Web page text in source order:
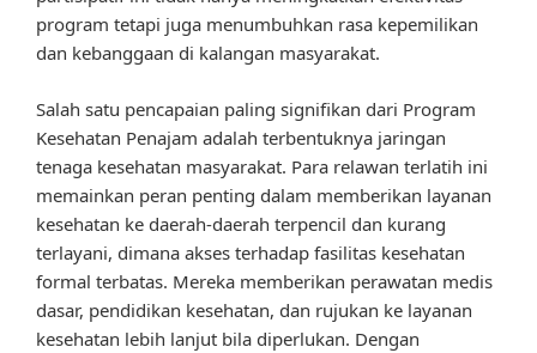
program tetapi juga menumbuhkan rasa kepemilikan
dan kebanggaan di kalangan masyarakat.
Salah satu pencapaian paling signifikan dari Program
Kesehatan Penajam adalah terbentuknya jaringan
tenaga kesehatan masyarakat. Para relawan terlatih ini
memainkan peran penting dalam memberikan layanan
kesehatan ke daerah-daerah terpencil dan kurang
terlayani, dimana akses terhadap fasilitas kesehatan
formal terbatas. Mereka memberikan perawatan medis
dasar, pendidikan kesehatan, dan rujukan ke layanan
kesehatan lebih lanjut bila diperlukan. Dengan